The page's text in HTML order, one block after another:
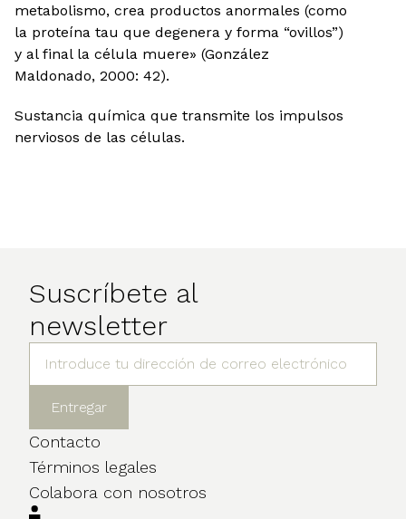
metabolismo, crea productos anormales (como
la proteína tau que degenera y forma “ovillos”)
y al final la célula muere» (González
Maldonado, 2000: 42).
Sustancia química que transmite los impulsos
nerviosos de las células.
Suscríbete al
newsletter
Contacto
Términos legales
Colabora con nosotros